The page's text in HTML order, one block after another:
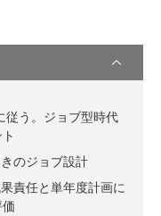
従う。ジョブ型時代
のジョブ設計
責任と単年度計画に